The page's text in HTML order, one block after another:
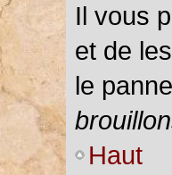
Il vous
et de
le
Haut